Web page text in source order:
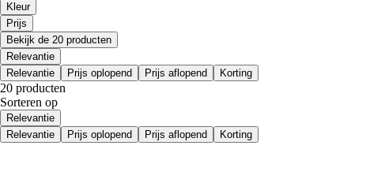
Kleur
Prijs
Bekijk de 20 producten
Relevantie
Relevantie
Prijs oplopend Prijs aflopend Korting
20 producten
Sorteren op
Relevantie
Relevantie
Prijs oplopend Prijs aflopend Korting